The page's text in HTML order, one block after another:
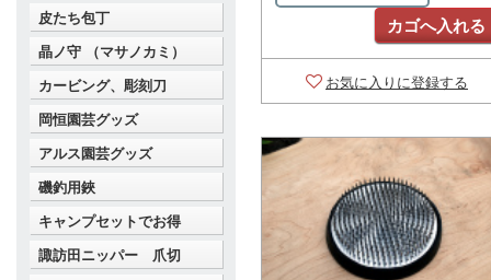
カゴへ入れる
お気に入りに登録する
皮たち包丁
晶ノ守 （マサノカミ）
カービング、彫刻刀
岡恒園芸グッズ
アルス園芸グッズ
磯釣用鋏
キャンプセットでお得
諏訪田ニッパー 爪切